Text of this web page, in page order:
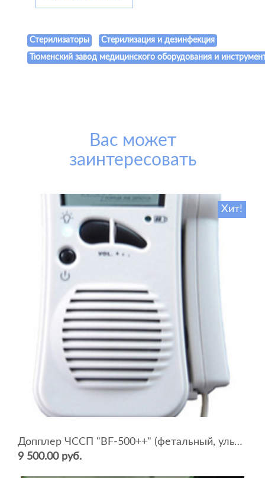
Стерилизаторы Стерилизация и дезинфекция
Тюменский завод медицинского оборудования и
Вас может
заинтересовать
Хит!
Допплер ЧССП "BF-500++" (фетальный, ультразвуковой)
9 500.00 руб.